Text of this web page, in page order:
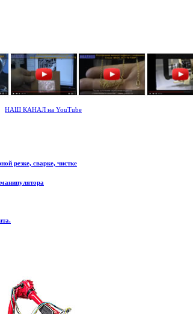
НАШ КАНАЛ на YouTube
резке, сварке, чистке